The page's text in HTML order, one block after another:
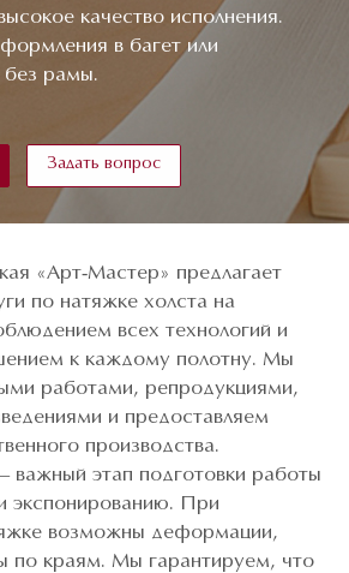
качество исполнения.
в багет или
без рамы.
Задать вопрос
«Арт-Мастер» предлагает
по натяжке холста на
всех технологий и
к каждому полотну. Мы
работами, репродукциями,
и предоставляем
производства.
важный этап подготовки работы
экспонированию. При
возможны деформации,
по краям. Мы гарантируем, что